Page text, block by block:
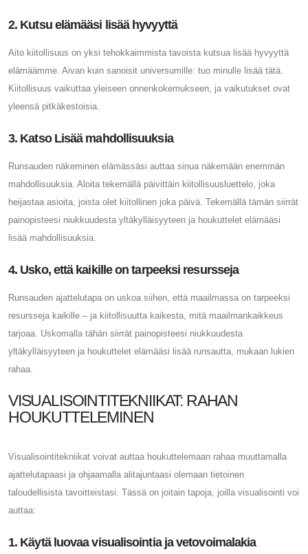
2. Kutsu elämääsi lisää hyvyyttä
Aito kiitollisuus on yksi tehokkaimmista tavoista kutsua lisää hyvyyttä
elämäämme. Aivan kuin sanoisit universumille: tuo minulle lisää tätä.
Kiitollisuus vaikuttaa yleiseen onnenkokemukseen, ja vaikutukset ovat
yleensä pitkäkestoisia.
3. Katso Lisää mahdollisuuksia
Runsauden näkeminen elämässäsi auttaa sinua näkemään enemmän
mahdollisuuksia. Aloita tekemällä päivittäin kiitollisuusluettelo, joka
heijastaa asioita, joista olet kiitollinen joka päivä. Tekemällä tämän siirrät
painopisteesi niukkuudesta yltäkylläisyyteen ja houkuttelet elämääsi
lisää mahdollisuuksia.
4. Usko, että kaikille on tarpeeksi resursseja
Runsauden ajattelutapa on uskoa siihen, että maailmassa on tarpeeksi
resursseja kaikille – ja kiitollisuutta kaikesta, mitä maailmankaikkeus
tarjoaa. Uskomalla tähän siirrät painopisteesi niukkuudesta
yltäkylläisyyteen ja houkuttelet elämääsi lisää runsautta, mukaan lukien
rahaa.
VISUALISOINTITEKNIIKAT: RAHAN
HOUKUTTELEMINEN
Visualisointitekniikat voivat auttaa houkuttelemaan rahaa muuttamalla
ajattelutapaasi ja ohjaamalla alitajuntaasi olemaan tietoinen
taloudellisista tavoitteistasi. Tässä on joitain tapoja, joilla visualisointi voi
auttaa:
1. Käytä luovaa visualisointia ja vetovoimalakia